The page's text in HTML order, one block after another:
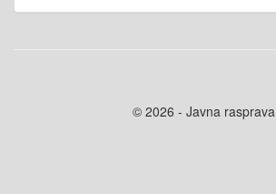
© 2026 - Javna rasprava